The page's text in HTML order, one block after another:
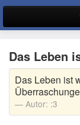
Das Leben
Das Leben ist
Autor: :3